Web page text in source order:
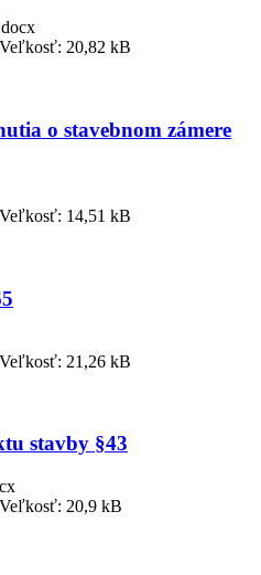
20,82 kB
o stavebnom zámere
14,51 kB
21,26 kB
stavby §43
20,9 kB